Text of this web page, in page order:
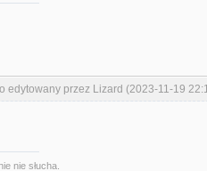
edytowany przez Lizard (2023-11-19
nie słucha.